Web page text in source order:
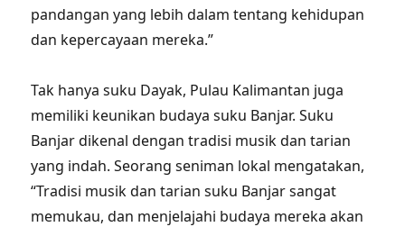
pandangan yang lebih dalam tentang kehidupan
dan kepercayaan mereka.”
Tak hanya suku Dayak, Pulau Kalimantan juga
memiliki keunikan budaya suku Banjar. Suku
Banjar dikenal dengan tradisi musik dan tarian
yang indah. Seorang seniman lokal mengatakan,
“Tradisi musik dan tarian suku Banjar sangat
memukau, dan menjelajahi budaya mereka akan